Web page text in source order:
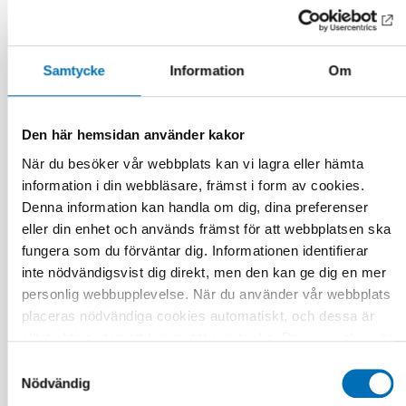
Samtycke Information Om
Den här hemsidan använder kakor
När du besöker vår webbplats kan vi lagra eller hämta
information i din webbläsare, främst i form av cookies.
Denna information kan handla om dig, dina preferenser
eller din enhet och används främst för att webbplatsen ska
fungera som du förväntar dig. Informationen identifierar
inte nödvändigsvist dig direkt, men den kan ge dig en mer
personlig webbupplevelse. När du använder vår webbplats
placeras nödvändiga cookies automatiskt, och dessa är
dess funktioner. Vi respekterar din integritet, och du kan
Nödvändig
FUNKTIONSHINDER
17 jun 2026
“Active citizenship is not a privilege; it is a
right”